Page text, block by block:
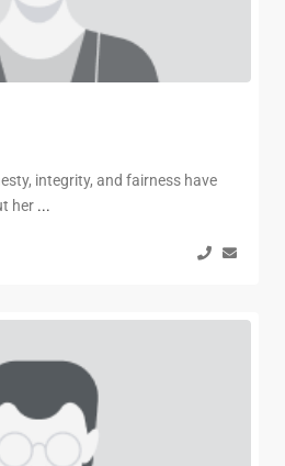
integrity, and fairness have
her ...